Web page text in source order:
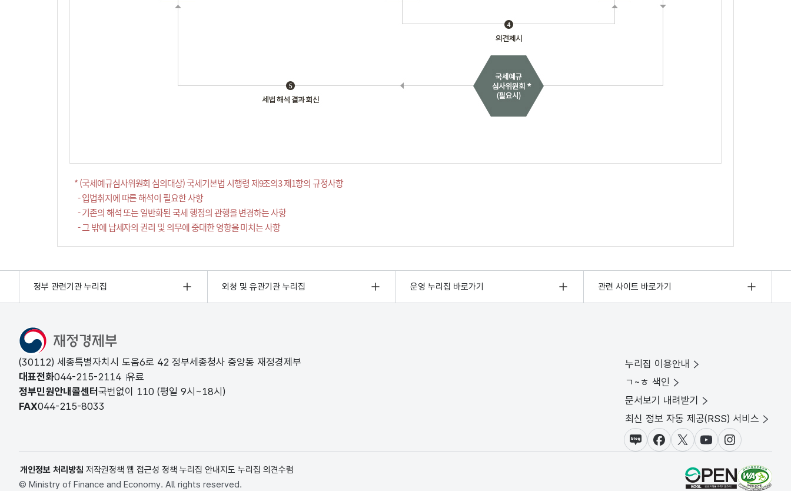
* (국세예규심사위원회 심의대상) 국세기본법 시행령 제9조의3 제1항의 규정사항
- 입법취지에 따른 해석이 필요한 사항
- 기존의 해석 또는 일반화된 국세 행정의 관행을 변경하는 사항
- 그 밖에 납세자의 권리 및 의무에 중대한 영향을 미치는 사항
정부 관련기관 누리집 외청 및 유관기관 누리집 운영 누리집 바로가기 관련 사이트 바로가기
(30112) 세종특별자치시 도움6로 42 정부세종청사 중앙동 재정경제부
대표전화044-215-2114 유료
정부민원안내콜센터 국번없이 110 (평일 9시~18시)
FAX044-215-8033
누리집 이용안내
ㄱ~ㅎ 색인
문서보기 내려받기
최신 정보 자동 제공(RSS) 서비스
블로그페이스북X(트위터)
유튜브인스타그램
개인정보 처리방침 저작권정책 웹 접근성 정책 누리집 안내지도 누리집 의견수렴
© Ministry of Finance and Economy. All rights reserved.